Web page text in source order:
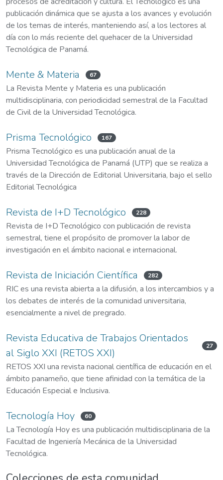
publicación dinámica que se ajusta a los avances y evolución
de los temas de interés, manteniendo así, a los lectores al
día con lo más reciente del quehacer de la Universidad
Tecnológica de Panamá.
Mente & Materia 67
La Revista Mente y Materia es una publicación
multidisciplinaria, con periodicidad semestral de la Facultad
de Civil de la Universidad Tecnológica.
Prisma Tecnológico 167
Prisma Tecnológico es una publicación anual de la
Universidad Tecnológica de Panamá (UTP) que se realiza a
través de la Dirección de Editorial Universitaria, bajo el sello
Editorial Tecnológica
Revista de I+D Tecnológico 228
Revista de I+D Tecnológico con publicación de revista
semestral, tiene el propósito de promover la labor de
investigación en el ámbito nacional e internacional.
Revista de Iniciación Científica 282
RIC es una revista abierta a la difusión, a los intercambios y a
los debates de interés de la comunidad universitaria,
esencialmente a nivel de pregrado.
Revista Educativa de Trabajos Orientados
al Siglo XXI (RETOS XXI)
27
RETOS XXI una revista nacional científica de educación en el
ámbito panameño, que tiene afinidad con la temática de la
Educación Especial e Inclusiva.
Tecnología Hoy 60
La Tecnología Hoy es una publicación multidisciplinaria de la
Facultad de Ingeniería Mecánica de la Universidad
Tecnológica.